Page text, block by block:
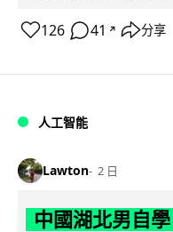
126 41 ↗ 分享
人工智能
Lawton 2 日
中國湖北男自